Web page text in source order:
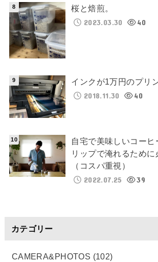
桜と焙煎。
2023.03.30
40
インクが1万円のプリ
2018.11.30
40
自宅で美味しいコーヒ
リップで淹れるために
（コスパ重視）
2022.07.25
39
カテゴリー
CAMERA&PHOTOS (102)